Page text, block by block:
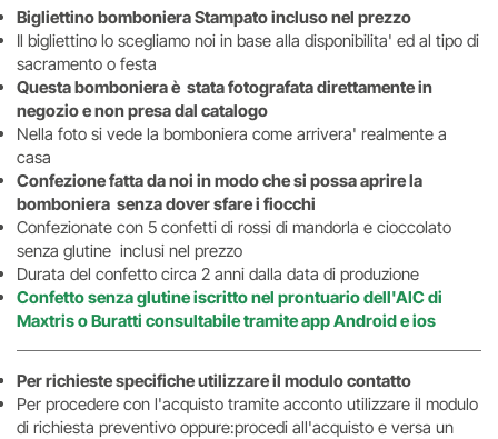
Bigliettino bomboniera Stampato incluso nel prezzo
Il bigliettino lo scegliamo noi in base alla disponibilita' ed al tipo di
sacramento o festa
Questa bomboniera è stata fotografata direttamente in
negozio e non presa dal catalogo
Nella foto si vede la bomboniera come arrivera' realmente a
casa
Confezione fatta da noi in modo che si possa aprire la
bomboniera senza dover sfare i fiocchi
Confezionate con 5 confetti di rossi di mandorla e cioccolato
senza glutine inclusi nel prezzo
Durata del confetto circa 2 anni dalla data di produzione
Confetto senza glutine iscritto nel prontuario dell'AIC di
Maxtris o Buratti consultabile tramite app Android e ios
Per richieste specifiche utilizzare il modulo contatto
Per procedere con l'acquisto tramite acconto utilizzare il modulo
di richiesta preventivo oppure:procedi all'acquisto e versa un